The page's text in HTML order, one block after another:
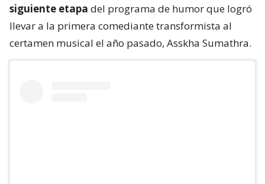
siguiente etapa del programa de humor que logró
llevar a la primera comediante transformista al
certamen musical el año pasado, Asskha Sumathra.